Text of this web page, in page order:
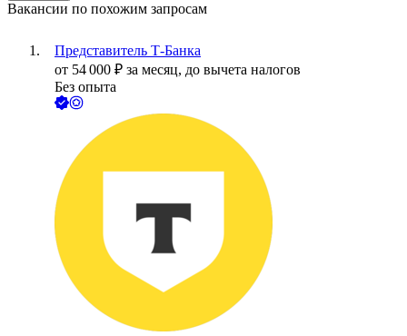
Вакансии по похожим запросам
Представитель Т-Банка
от 54 000 ₽ за месяц, до вычета налогов
Без опыта